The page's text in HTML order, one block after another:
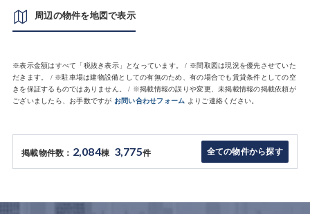
周辺の物件を地図で表示
※表示金額はすべて「税抜き表示」となっています。 / ※間取図は現況を優先させていた
だきます。 / ※駐車場は建物設備としての有無のため、有の場合でも賃貸条件としての空
きを保証するものではありません。 / ※掲載情報の誤りや変更、未掲載情報の掲載依頼が
ございましたら、お手数ですが お問い合わせフォーム よりご連絡ください。
掲載物件数： 2,084棟 3,775件 全ての物件から探す